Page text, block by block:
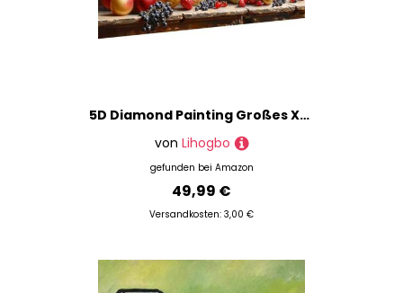
5D Diamond Painting Großes XXL 110x50cm, Diamant Painting Bilder Obst, DIY Vollbohrer Malen nach Zahlen Diamant Painting Set, Groß Stillleben Diamant Malerei Set für Geschenk Wanddeko Wohnzimmer X_8
von Lihogbo
gefunden bei Amazon
49,99 €
Versandkosten: 3,00 €